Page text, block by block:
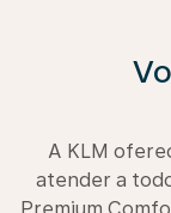
A KLM
atender a
Premium